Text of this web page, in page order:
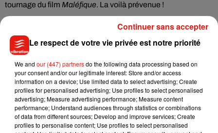
tournage du film Maléfique. La voilà prévenue !
Musique
7 août 2026
Madonna sort enfin le remix de « Love
Sensation » avec Kylie Minogue
Le respect de votre vie privée est notre priorité
We and our (447) partnersdo the following data processing based on
your consent and/or our legitimate interest: Store and/or access
information on a device; Use limited data to select advertising; Create
profiles for personalised advertising; Use profiles to select personalised
advertising; Measure advertising performance; Measure content
performance; Understand audiences through statistics or combinations
of data from different sources; Develop and improve services; Create
profiles to personalise content; Use profiles to select personalised
Continuer sans accepter